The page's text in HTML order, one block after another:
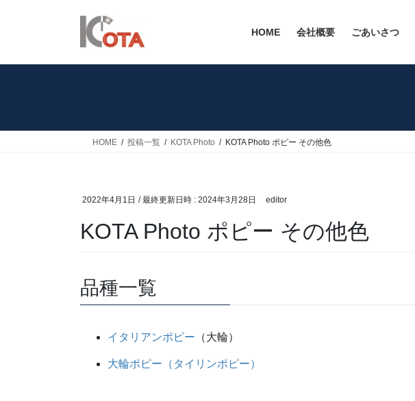
HOME 会社概要 ごあいさつ
HOME 投稿一覧 KOTA Photo KOTA Photo ポピー その他色
2022年4月1日 / 最終更新日時 : 2024年3月28日 editor
KOTA Photo ポピー その他色
品種一覧
イタリアンポピー （大輪）
大輪ポピー（タイリンポピー）